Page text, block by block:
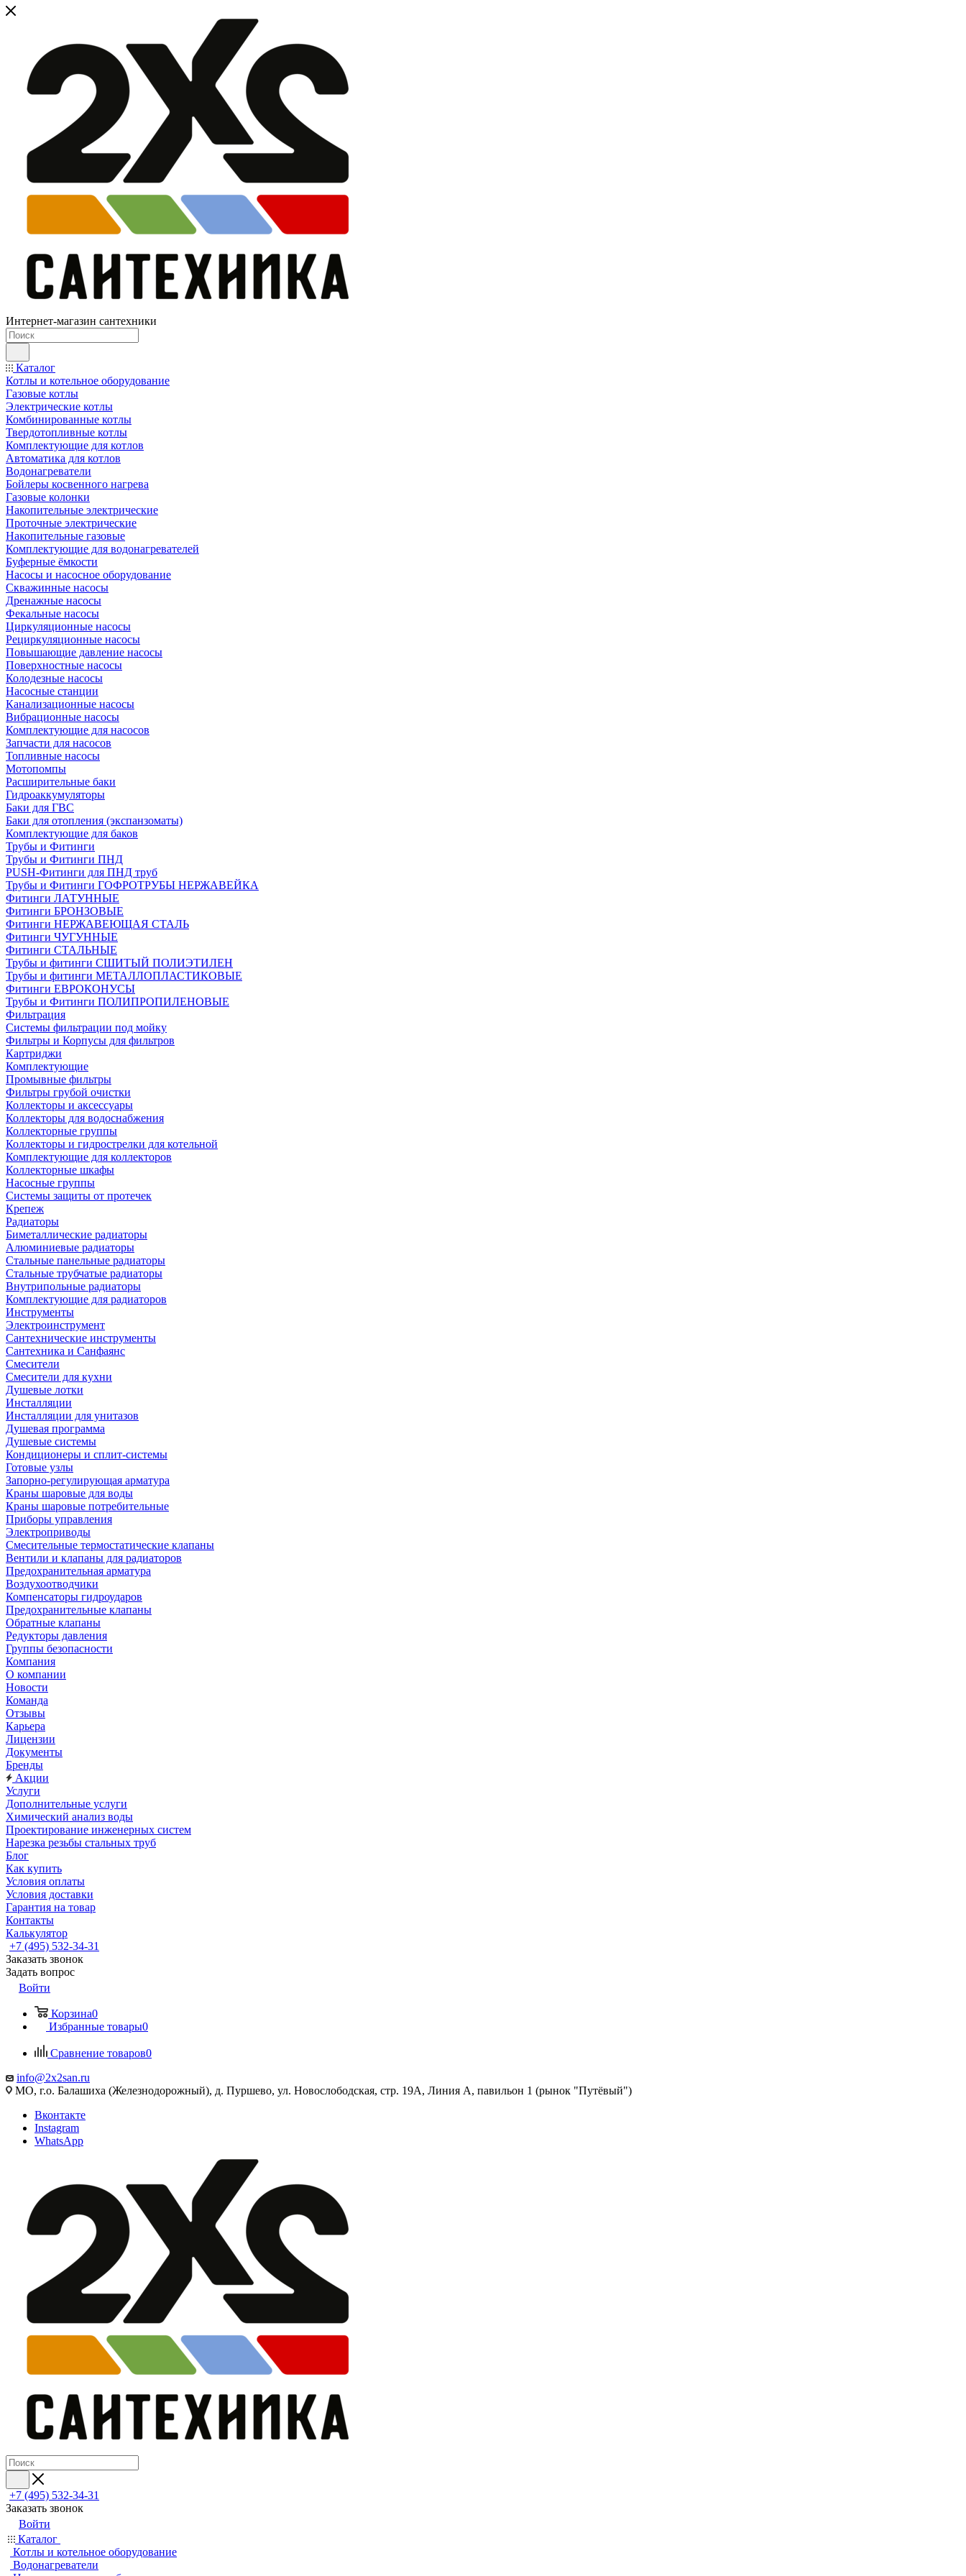
Интернет-магазин сантехники
Каталог
Котлы и котельное оборудование
Газовые котлы
Электрические котлы
Комбинированные котлы
Твердотопливные котлы
Комплектующие для котлов
Автоматика для котлов
Водонагреватели
Бойлеры косвенного нагрева
Газовые колонки
Накопительные электрические
Проточные электрические
Накопительные газовые
Комплектующие для водонагревателей
Буферные ёмкости
Насосы и насосное оборудование
Скважинные насосы
Дренажные насосы
Фекальные насосы
Циркуляционные насосы
Рециркуляционные насосы
Повышающие давление насосы
Поверхностные насосы
Колодезные насосы
Насосные станции
Канализационные насосы
Вибрационные насосы
Комплектующие для насосов
Запчасти для насосов
Топливные насосы
Мотопомпы
Расширительные баки
Гидроаккумуляторы
Баки для ГВС
Баки для отопления (экспанзоматы)
Комплектующие для баков
Трубы и Фитинги
Трубы и Фитинги ПНД
PUSH-Фитинги для ПНД труб
Трубы и Фитинги ГОФРОТРУБЫ НЕРЖАВЕЙКА
Фитинги ЛАТУННЫЕ
Фитинги БРОНЗОВЫЕ
Фитинги НЕРЖАВЕЮЩАЯ СТАЛЬ
Фитинги ЧУГУННЫЕ
Фитинги СТАЛЬНЫЕ
Трубы и фитинги СШИТЫЙ ПОЛИЭТИЛЕН
Трубы и фитинги МЕТАЛЛОПЛАСТИКОВЫЕ
Фитинги ЕВРОКОНУСЫ
Трубы и Фитинги ПОЛИПРОПИЛЕНОВЫЕ
Фильтрация
Системы фильтрации под мойку
Фильтры и Корпусы для фильтров
Картриджи
Комплектующие
Промывные фильтры
Фильтры грубой очистки
Коллекторы и аксессуары
Коллекторы для водоснабжения
Коллекторные группы
Коллекторы и гидрострелки для котельной
Комплектующие для коллекторов
Коллекторные шкафы
Насосные группы
Системы защиты от протечек
Крепеж
Радиаторы
Биметаллические радиаторы
Алюминиевые радиаторы
Стальные панельные радиаторы
Стальные трубчатые радиаторы
Внутрипольные радиаторы
Комплектующие для радиаторов
Инструменты
Электроинструмент
Сантехнические инструменты
Сантехника и Санфаянс
Смесители
Смесители для кухни
Душевые лотки
Инсталляции
Инсталляции для унитазов
Душевая программа
Душевые системы
Кондиционеры и сплит-системы
Готовые узлы
Запорно-регулирующая арматура
Краны шаровые для воды
Краны шаровые потребительные
Приборы управления
Электроприводы
Смесительные термостатические клапаны
Вентили и клапаны для радиаторов
Предохранительная арматура
Воздухоотводчики
Компенсаторы гидроударов
Предохранительные клапаны
Обратные клапаны
Редукторы давления
Группы безопасности
Компания
О компании
Новости
Команда
Отзывы
Карьера
Лицензии
Документы
Бренды
Акции
Услуги
Дополнительные услуги
Химический анализ воды
Проектирование инженерных систем
Нарезка резьбы стальных труб
Блог
Как купить
Условия оплаты
Условия доставки
Гарантия на товар
Контакты
Калькулятор
+7 (495) 532‑34‑31
Заказать звонок
Задать вопрос
Войти
Корзина0
Избранные товары0
Сравнение товаров0
info@2x2san.ru
МО, г.о. Балашиха (Железнодорожный), д. Пуршево, ул. Новослободская, стр. 19А, Линия А, павильон 1 (рынок "Путёвый")
Вконтакте
Instagram
WhatsApp
+7 (495) 532‑34‑31
Заказать звонок
Войти
Каталог
Котлы и котельное оборудование
Водонагреватели